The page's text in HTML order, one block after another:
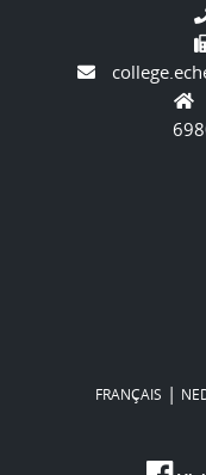
FRANÇAIS |